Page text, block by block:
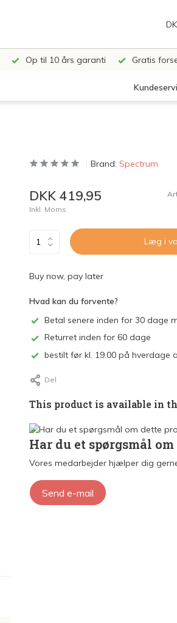
Op til 10 års garanti Gratis
Brand: Spectrum
DKK 419,95
Inkl. Moms
Læg i
Buy now, pay later
Hvad kan du forvente?
Betal senere inden for 30 dage
Returret inden for 60 dage
bestilt før kl. 19.00 på hverdage
Del
This product is available in
Har du et spørgsmål
Vores medarbejder hjælper dig
Send e-mail